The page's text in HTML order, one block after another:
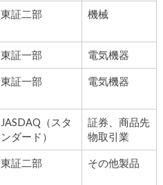
東証二部 機械
東証一部 電気機器
東証一部 電気機器
JASDAQ（スタ
ンダード）
証券、商品先
物取引業
東証二部 その他製品